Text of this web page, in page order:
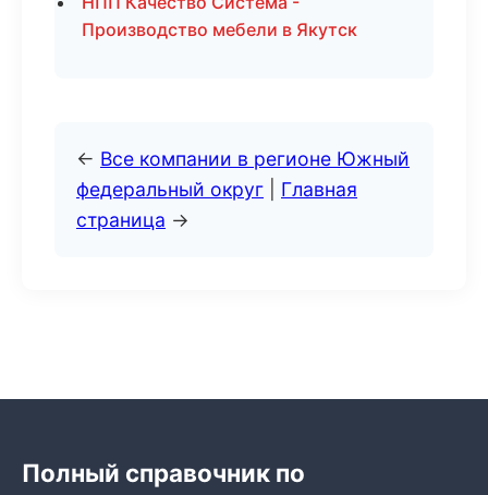
Производство мебели в Якутск
← Все компании в регионе Южный
федеральный округ
Главная
страница →
Полный справочник по